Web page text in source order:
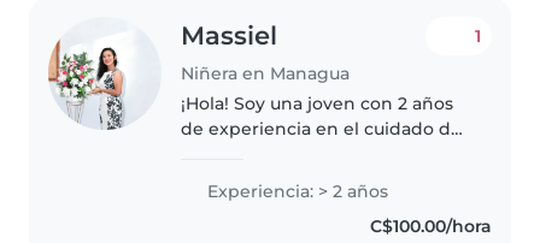
Massiel
Niñera en Managua
1
¡Hola! Soy una joven con 2 años
de experiencia en el cuidado de
nicaragüense. Me encanta la
música y los juegos, y tengo..
Experiencia: > 2 años
C$100.00/hora